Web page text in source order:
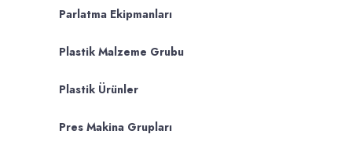
Parlatma Ekipmanları
Plastik Malzeme Grubu
Plastik Ürünler
Pres Makina Grupları